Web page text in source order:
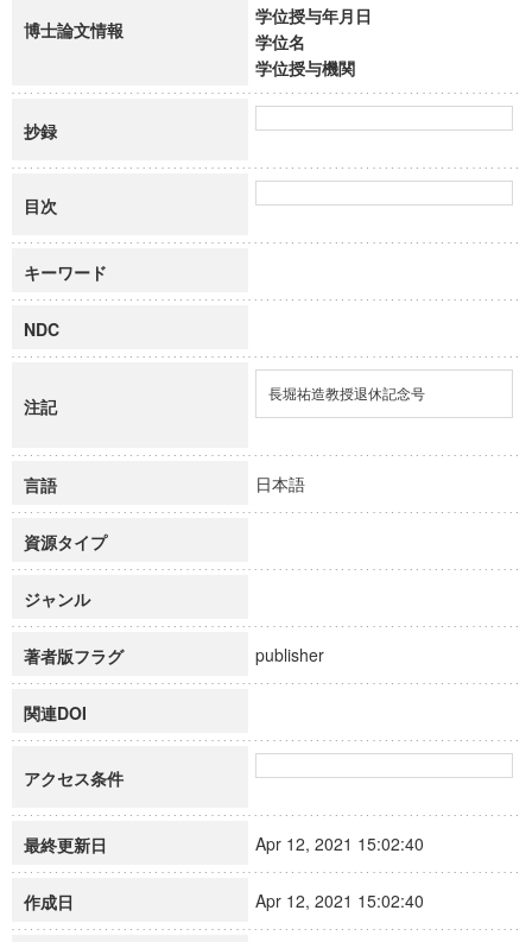
博士論文情報
学位授与年月日
学位名
学位授与機関
抄録
目次
キーワード
NDC
注記
長堀祐造教授退休記念号
言語 日本語
資源タイプ
ジャンル
著者版フラグ publisher
関連DOI
アクセス条件
最終更新日 Apr 12, 2021 15:02:40
作成日 Apr 12, 2021 15:02:40